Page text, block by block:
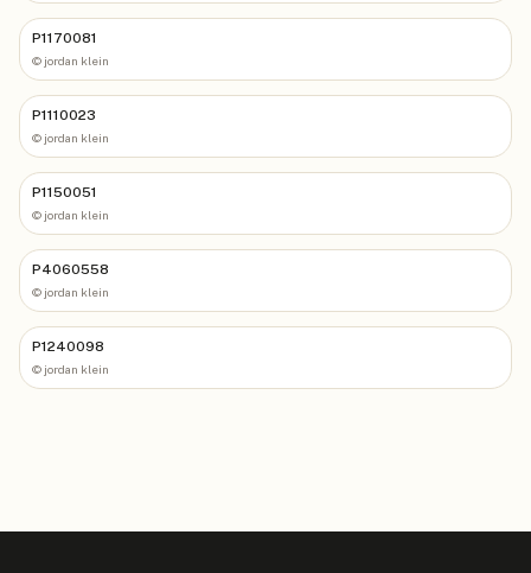
P1170081
© jordan klein
P1110023
© jordan klein
P1150051
© jordan klein
P4060558
© jordan klein
P1240098
© jordan klein